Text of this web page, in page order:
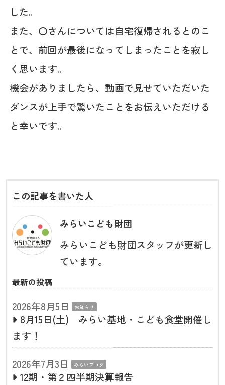
した。
また、〇さんについては自宅復帰されるとのこ
とで、前回が最後になってしまったことを寂し
く思います。
機会がありましたら、動画で見せていただいた
ダンスが上手で驚いたことをお伝えいただける
と幸いです。
この記事を書いた人
みらいこども財団
みらいこども財団スタッフが更新し
ています。
最新の投稿
2026年8月5日 お知らせ
8月15日(土) みらい基地・こども食堂開催し
ます！
2026年7月3日
みらいブログ
12期・第２四半期決算報告